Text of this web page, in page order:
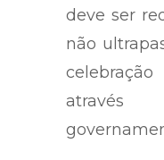
deve ser
não